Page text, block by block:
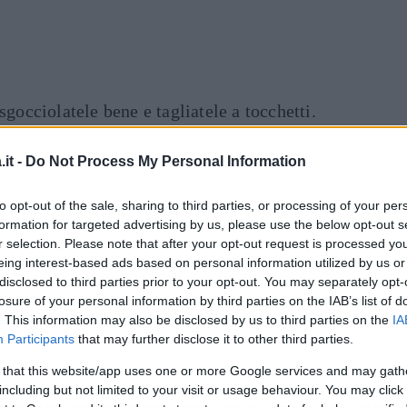
- Do Not Process My Personal Information
opt-out of the sale, sharing to third parties, or processing of your
for targeted advertising by us, please use the below opt-out
selection. Please note that after your opt-out request is processed
interest-based ads based on personal information utilized by us
to third parties prior to your opt-out. You may separately
of your personal information by third parties on the IAB’s list of
This information may also be disclosed by us to third parties on the
Participants that may further disclose it to other third parties.
that this website/app uses one or more Google services and may
but not limited to your visit or usage behaviour. You may
bene e tagliatele a tocchetti.
bollente non salata, in una padella
a fuoco vivace stando attenzione
e fatelo scaldare bene poi aggiungete la
e fate soffriggere per qualche minuto.
le zucchine, il sedano e il basilico spezzano
di sale e portate a cottura.
salata fate cuocere le mezze penne al
alla verdura nella casseruola,
aggiungete una bella spolverata di